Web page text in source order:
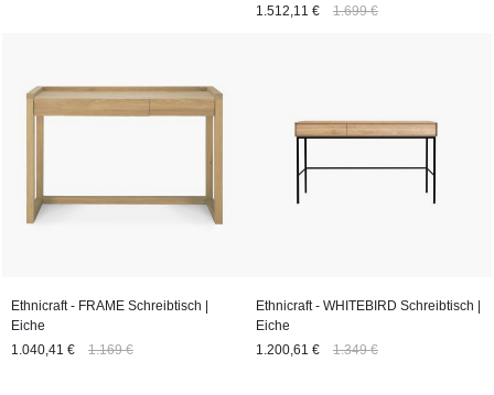
1.512,11 €
1.699 €
Ethnicraft - FRAME Schreibtisch |
Eiche
1.040,41 €
1.169 €
Ethnicraft - WHITEBIRD Schreibtisch |
Eiche
1.200,61 €
1.349 €